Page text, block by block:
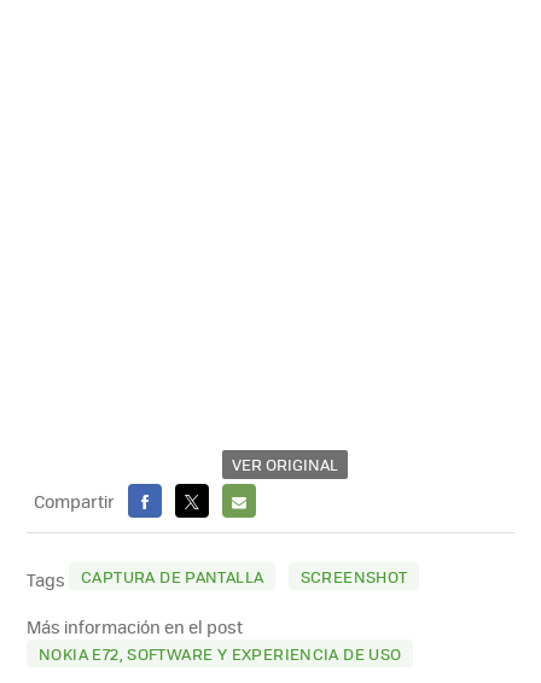
VER ORIGINAL
Compartir
FACEBOOK
X
E-
MAIL
Tags CAPTURA DE PANTALLA SCREENSHOT
Más información en el post
NOKIA E72, SOFTWARE Y EXPERIENCIA DE USO